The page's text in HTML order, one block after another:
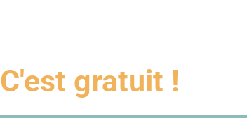
C'est gratuit !